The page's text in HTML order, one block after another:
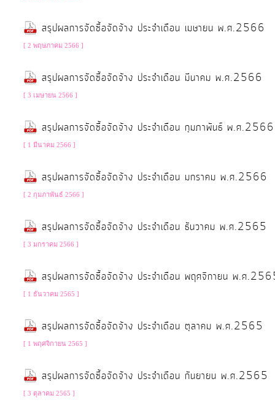
การ
ให้
แผนการ
จ่าย
งบ
ประจำ
ปี
การ
บริหาร
และ
พัฒนา
ทรัพยากร
บุคคล
จัด
ซื้อ
สรุปผลการจัดซื้อจัดจ้าง ประจำเดือน เมษายน พ.ศ.2566
[ 2 พฤษภาคม 2566 ]
สรุปผลการจัดซื้อจัดจ้าง ประจำเดือน มีนาคม พ.ศ.2566
[ 3 เมษายน 2566 ]
สรุปผลการจัดซื้อจัดจ้าง ประจำเดือน กุมภาพันธ์ พ.ศ.2566
[ 1 มีนาคม 2566 ]
สรุปผลการจัดซื้อจัดจ้าง ประจำเดือน มกราคม พ.ศ.2566
[ 2 กุมภาพันธ์ 2566 ]
สรุปผลการจัดซื้อจัดจ้าง ประจำเดือน ธันวาคม พ.ศ.2565
[ 3 มกราคม 2566 ]
สรุปผลการจัดซื้อจัดจ้าง ประจำเดือน พฤศจิกายน พ.ศ
[ 1 ธันวาคม 2565 ]
สรุปผลการจัดซื้อจัดจ้าง ประจำเดือน ตุลาคม พ.ศ.2565
[ 1 พฤศจิกายน 2565 ]
สรุปผลการจัดซื้อจัดจ้าง ประจำเดือน กันยายน พ.ศ.2565
[ 3 ตุลาคม 2565 ]